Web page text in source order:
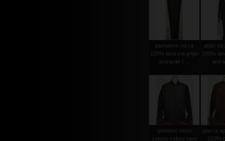
pantalone nizza
100% lana col.grigio
antracite ( ...
abito
100%
giubbino misto
cotone colore nero
giacca
100%